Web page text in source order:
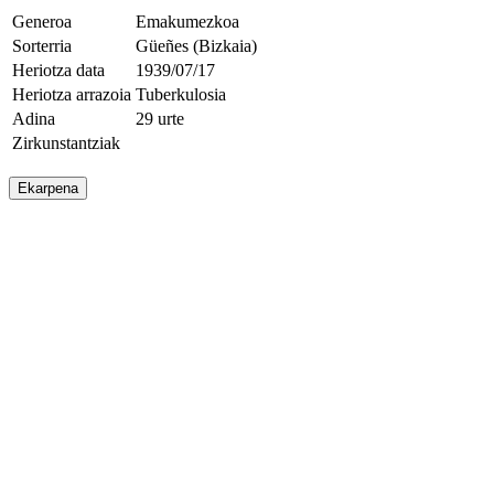
Generoa
Emakumezkoa
Sorterria
Güeñes (Bizkaia)
Heriotza data
1939/07/17
Heriotza arrazoia Tuberkulosia
Adina
29 urte
Zirkunstantziak